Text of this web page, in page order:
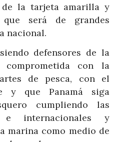
la tarjeta amarilla y
será de grandes
nacional.
defensores de la
comprometida con la
de pesca, con el
y que Panamá siga
cumpliendo las
e internacionales y
marina como medio de